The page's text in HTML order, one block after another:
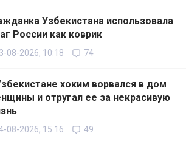
Узбекистана использовала
России как коврик
3-08-2026, 10:18 74
хоким ворвался в дом
и отругал ее за некрасивую
08-2026, 15:16 49